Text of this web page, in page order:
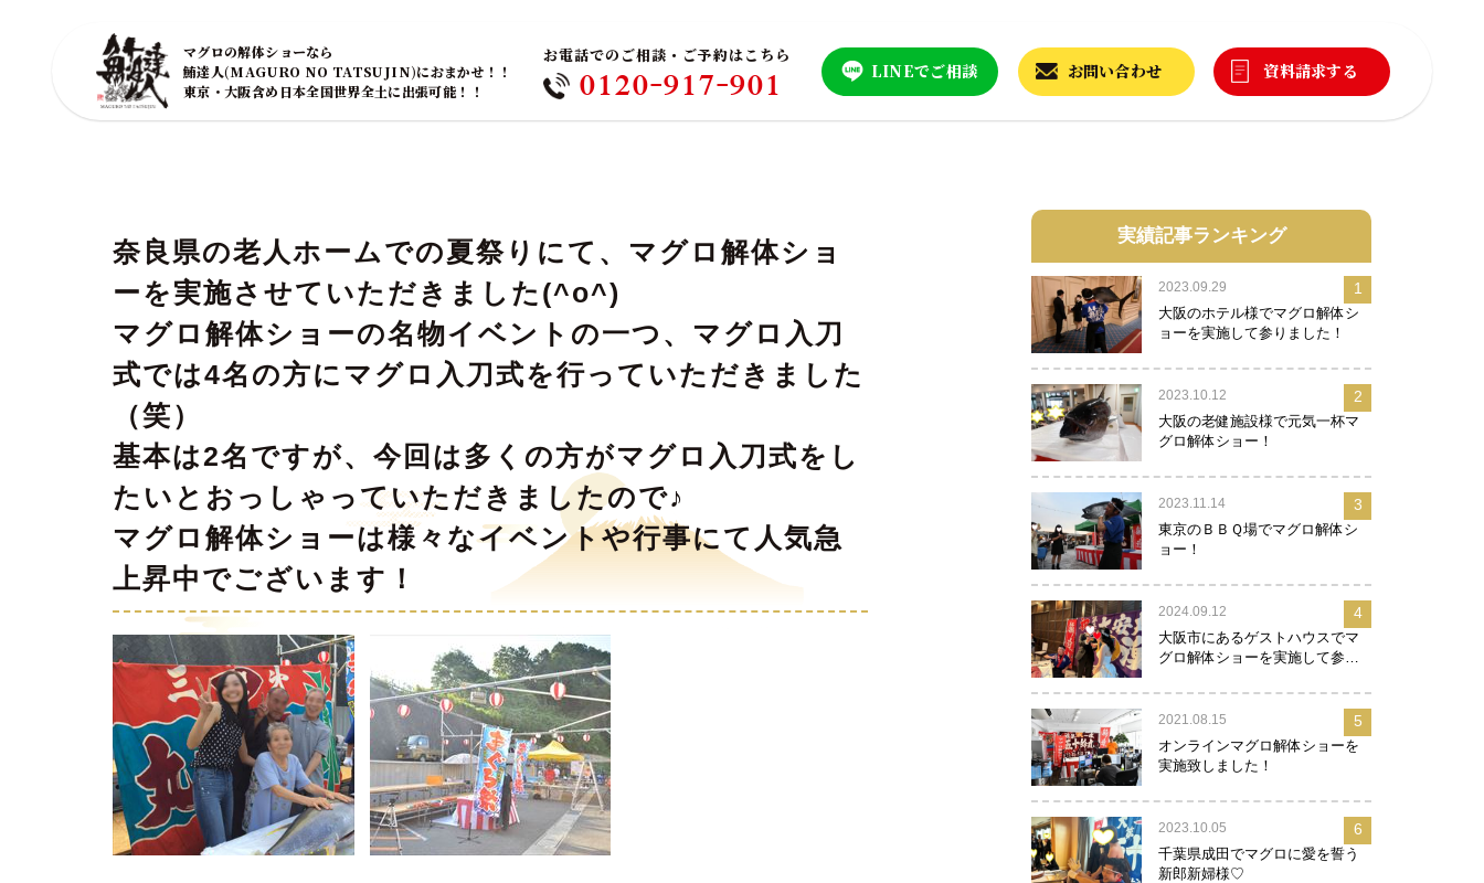
マグロの解体ショーなら
鮪達人(MAGURO NO TATSUJIN)におまかせ！！
東京・大阪含め日本全国世界全土に出張可能！！
お電話でのご相談・ご予約はこちら
0120-917-901 LINEでご相談 お問い合わせ 資料請求する
奈良県の老人ホームでの夏祭りにて、マグロ解体ショ
ーを実施させていただきました(^o^)
マグロ解体ショーの名物イベントの一つ、マグロ入刀
式では4名の方にマグロ入刀式を行っていただきました
（笑）
基本は2名ですが、今回は多くの方がマグロ入刀式をし
たいとおっしゃっていただきましたので♪
マグロ解体ショーは様々なイベントや行事にて人気急
上昇中でございます！
実績記事ランキング
2023.09.29
大阪のホテル様でマグロ解体シ
ョーを実施して参りました！
1
2023.10.12
大阪の老健施設様で元気一杯マ
グロ解体ショー！
2
2023.11.14
東京のＢＢＱ場でマグロ解体シ
ョー！
3
2024.09.12
大阪市にあるゲストハウスでマ
グロ解体ショーを実施して参り
4
2021.08.15
オンラインマグロ解体ショーを
実施致しました！
5
2023.10.05
千葉県成田でマグロに愛を誓う
新郎新婦様♡
6